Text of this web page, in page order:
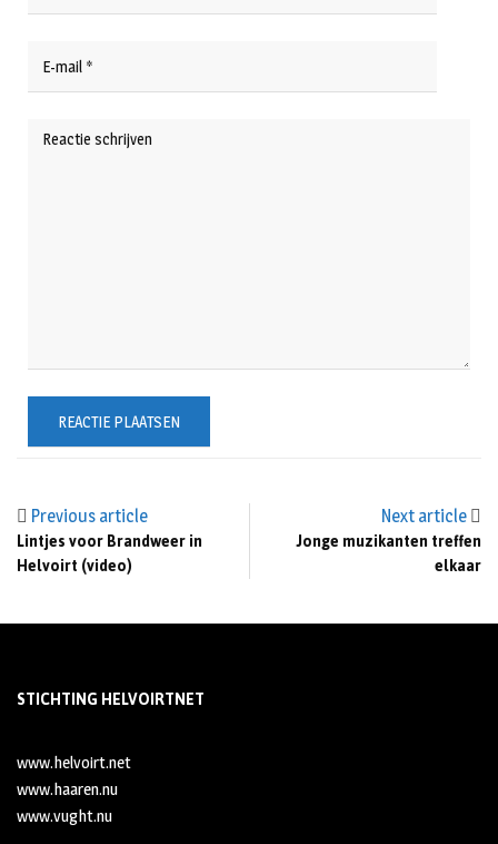
Previous article
Lintjes voor Brandweer in
Helvoirt (video)
Next article
Jonge muzikanten treffen
elkaar
STICHTING HELVOIRTNET
www.helvoirt.net
www.haaren.nu
www.vught.nu